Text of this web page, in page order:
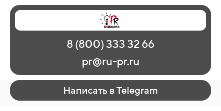
Главная
Наши работы
О рекламе
Регионы
Контакты
8 (800) 333 32 66
pr@ru-pr.ru
Написать в Telegram